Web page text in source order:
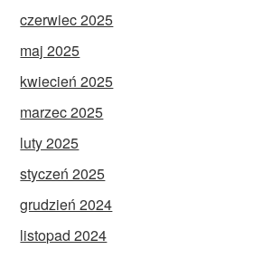
czerwiec 2025
maj 2025
kwiecień 2025
marzec 2025
luty 2025
styczeń 2025
grudzień 2024
listopad 2024